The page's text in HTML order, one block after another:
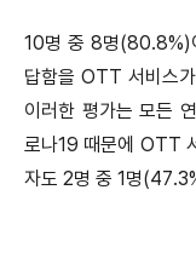
10명 중 8명(80.8%)
답함을 OTT 서비스
이러한 평가는 모든
로나19 때문에 OTT
자도 2명 중 1명